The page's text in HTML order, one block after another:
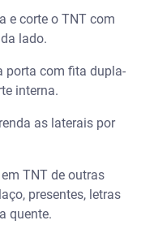
e corte o TNT com
lado.
porta com fita dupla-
interna.
as laterais por
TNT de outras
presentes, letras
quente.